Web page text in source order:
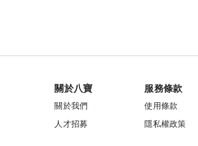
關於八寶
關於我們
人才招募
服務條款
使用條款
隱私權政策